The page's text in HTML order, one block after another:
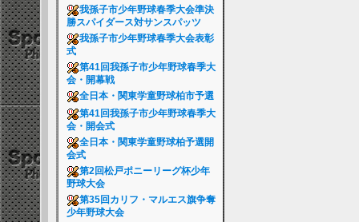
我孫子市少年野球春季大会準決
勝スパイダース対サンスパッツ
我孫子市少年野球春季大会表彰
式
第41回我孫子市少年野球春季大
会・開幕戦
全日本・関東学童野球柏市予選
第41回我孫子市少年野球春季大
会・開会式
全日本・関東学童野球柏予選開
会式
第2回松戸ポニーリーグ杯少年
野球大会
第35回カリフ・マルエス旗争奪
少年野球大会